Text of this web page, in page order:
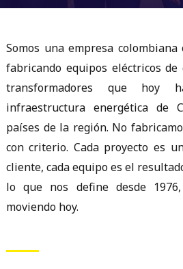
Somos una empresa colombiana
fabricando equipos eléctricos
transformadores que hoy
infraestructura energética de
países de la región. No
con criterio. Cada proyecto es
cliente, cada equipo es el
lo que nos define desde
moviendo hoy.